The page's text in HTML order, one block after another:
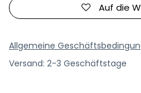
Auf die
Allgemeine
Versand: 2-3 Geschäftstage